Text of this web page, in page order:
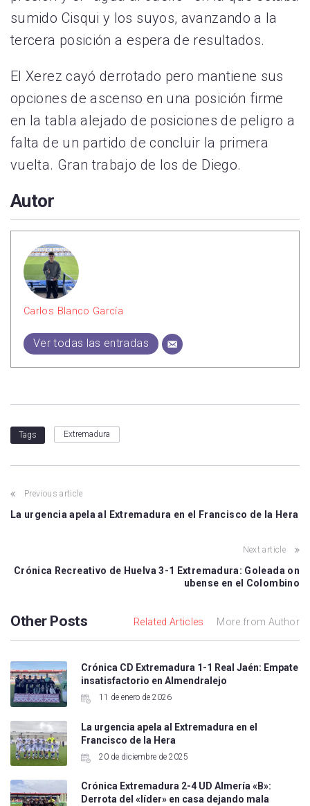
sumido Cisqui y los suyos, avanzando a la
tercera posición a espera de resultados.
El Xerez cayó derrotado pero mantiene sus
opciones de ascenso en una posición firme
en la tabla alejado de posiciones de peligro a
falta de un partido de concluir la primera
vuelta. Gran trabajo de los de Diego.
Autor
Carlos Blanco García
Ver todas las entradas
Tags Extremadura
Previous article
La urgencia apela al Extremadura en el Francisco de la Hera
Next article
Crónica Recreativo de Huelva 3-1 Extremadura: Goleada on
ubense en el Colombino
Other Posts Related Articles More from Author
Crónica CD Extremadura 1-1 Real Jaén: Empate
insatisfactorio en Almendralejo
11 de enero de 2026
La urgencia apela al Extremadura en el
Francisco de la Hera
20 de diciembre de 2025
Crónica Extremadura 2-4 UD Almería «B»:
Derrota del «líder» en casa dejando mala